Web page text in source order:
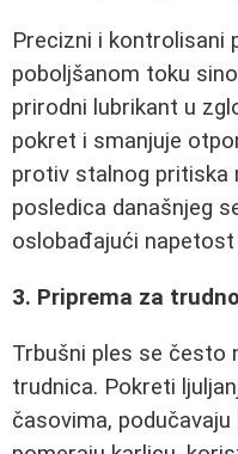
Precizni i kontrolisani
poboljšanom toku
prirodni lubrikant u
pokret i smanjuje
protiv stalnog pritiska
posledica današnjeg
oslobađajući napetost
3. Priprema za
Trbušni ples se često
trudnica. Pokreti
časovima,